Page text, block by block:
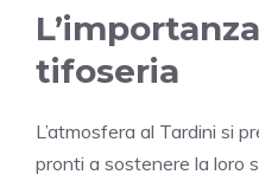
tifoseria
L’atmosfera al Tardini si
pronti a sostenere la loro